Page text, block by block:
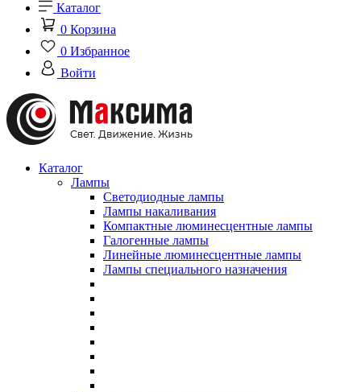
Каталог
0 Корзина
0 Избранное
Войти
Каталог
Лампы
Светодиодные лампы
Лампы накаливания
Компактные люминесцентные лампы
Галогенные лампы
Линейные люминесцентные лампы
Лампы специального назначения